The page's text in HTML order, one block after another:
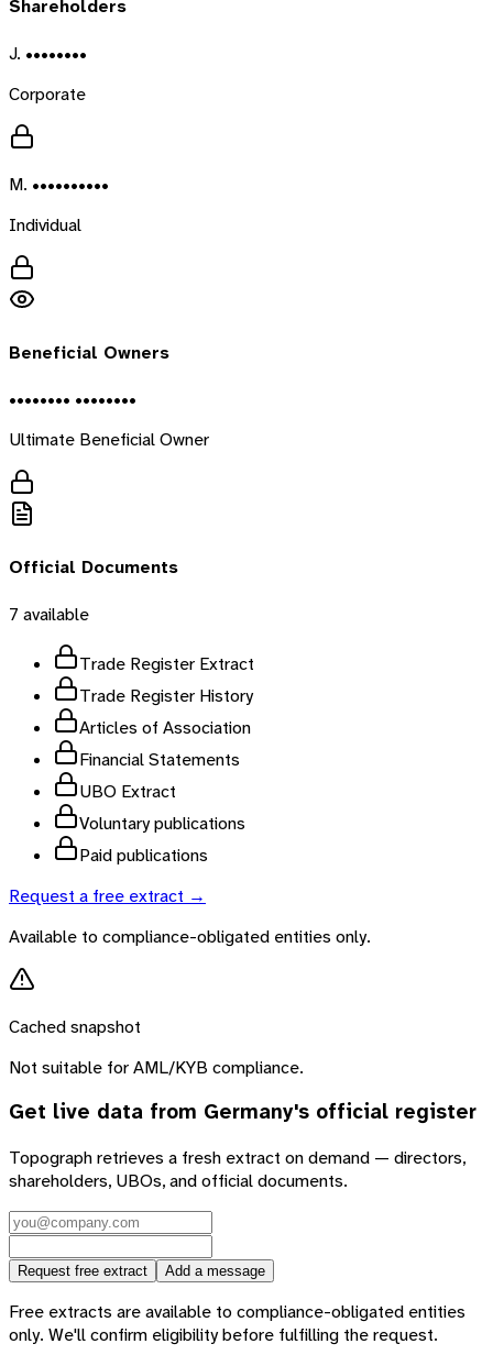
Shareholders
J. ••••••••
Corporate
M. ••••••••••
Individual
Beneficial Owners
•••••••• ••••••••
Ultimate Beneficial Owner
Official Documents
7 available
Trade Register Extract
Trade Register History
Articles of Association
Financial Statements
UBO Extract
Voluntary publications
Paid publications
Request a free extract →
Available to compliance-obligated entities only.
Cached snapshot
Not suitable for AML/KYB compliance.
Get live data from Germany's official register
Topograph retrieves a fresh extract on demand — directors,
shareholders, UBOs, and official documents.
Request free extract Add a message
Free extracts are available to compliance-obligated entities
only. We'll confirm eligibility before fulfilling the request.